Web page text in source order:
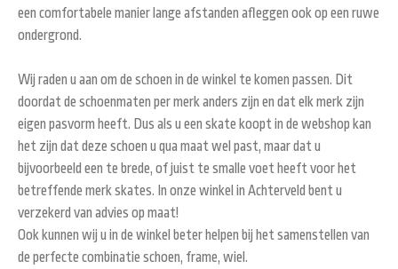
een comfortabele manier lange afstanden afleggen ook op een ruwe
ondergrond.
Wij raden u aan om de schoen in de winkel te komen passen. Dit
doordat de schoenmaten per merk anders zijn en dat elk merk zijn
eigen pasvorm heeft. Dus als u een skate koopt in de webshop kan
het zijn dat deze schoen u qua maat wel past, maar dat u
bijvoorbeeld een te brede, of juist te smalle voet heeft voor het
betreffende merk skates. In onze winkel in Achterveld bent u
verzekerd van advies op maat!
Ook kunnen wij u in de winkel beter helpen bij het samenstellen van
de perfecte combinatie schoen, frame, wiel.